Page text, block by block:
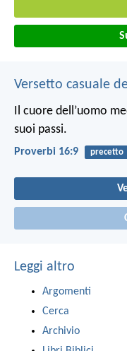
Versetto casuale
Il cuore dell’uomo
suoi passi.
Proverbi 16:9 precetto
Leggi altro
Argomenti
Cerca
Archivio